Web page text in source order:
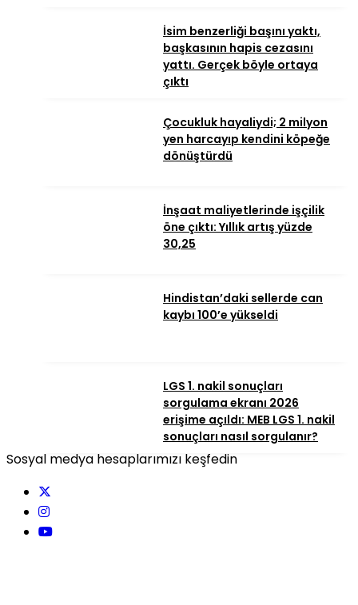
İsim benzerliği başını yaktı,
başkasının hapis cezasını
yattı. Gerçek böyle ortaya
çıktı
Çocukluk hayaliydi; 2 milyon
yen harcayıp kendini köpeğe
dönüştürdü
İnşaat maliyetlerinde işçilik
öne çıktı: Yıllık artış yüzde
30,25
Hindistan’daki sellerde can
kaybı 100’e yükseldi
LGS 1. nakil sonuçları
sorgulama ekranı 2026
erişime açıldı: MEB LGS 1. nakil
sonuçları nasıl sorgulanır?
Sosyal medya hesaplarımızı keşfedin